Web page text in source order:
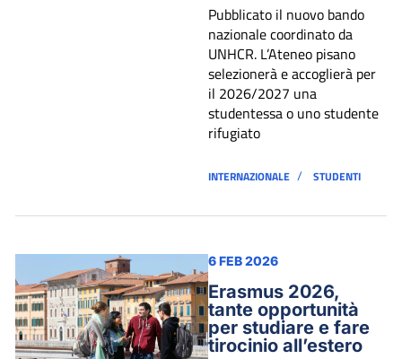
Pubblicato il nuovo bando
nazionale coordinato da
UNHCR. L’Ateneo pisano
selezionerà e accoglierà per
il 2026/2027 una
studentessa o uno studente
rifugiato
INTERNAZIONALE / STUDENTI
6 FEB 2026
Erasmus 2026,
tante opportunità
per studiare e fare
tirocinio all’estero